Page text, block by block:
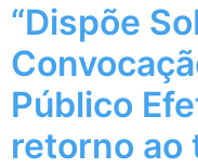
“Dispõe
Público
retorno ao